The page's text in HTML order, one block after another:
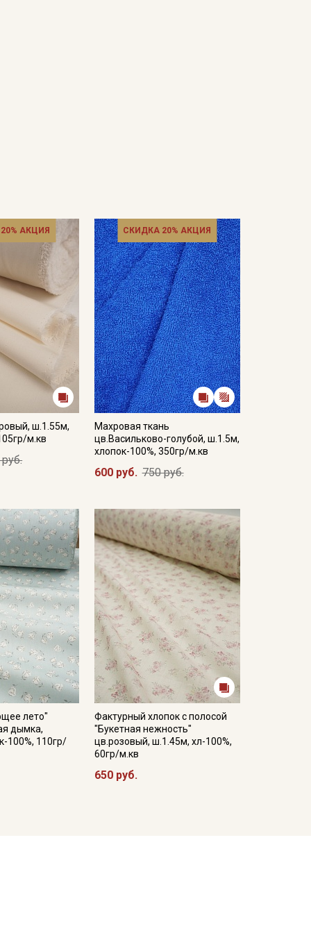
АКЦИЯ
ш.1.55м,
м.кв
СКИДКА 20% АКЦИЯ
Махровая ткань
цв.Васильково-голубой, ш.1.5м,
хлопок-100%, 350гр/м.кв
600 руб. 750 руб.
лето"
дымка,
100%, 110гр/
Фактурный хлопок с полосой
"Букетная нежность"
цв.розовый, ш.1.45м, хл-100%,
60гр/м.кв
650 руб.